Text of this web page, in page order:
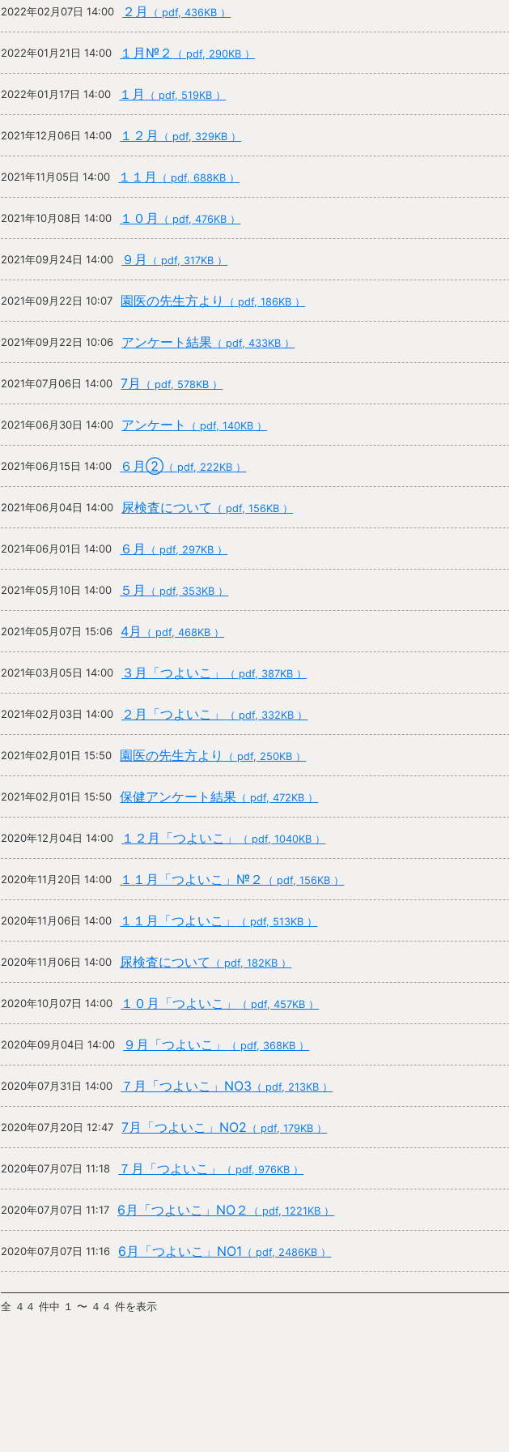
2022年02月07日 14:00 ２月 （ pdf, 436KB ）
2022年01月21日 14:00 １月№２ （ pdf, 290KB ）
2022年01月17日 14:00 １月 （ pdf, 519KB ）
2021年12月06日 14:00 １２月 （ pdf, 329KB ）
2021年11月05日 14:00 １１月 （ pdf, 688KB ）
2021年10月08日 14:00 １０月 （ pdf, 476KB ）
2021年09月24日 14:00 ９月 （ pdf, 317KB ）
2021年09月22日 10:07 園医の先生方より （ pdf, 186KB ）
2021年09月22日 10:06 アンケート結果 （ pdf, 433KB ）
2021年07月06日 14:00 7月 （ pdf, 578KB ）
2021年06月30日 14:00 アンケート （ pdf, 140KB ）
2021年06月15日 14:00 ６月② （ pdf, 222KB ）
2021年06月04日 14:00 尿検査について （ pdf, 156KB ）
2021年06月01日 14:00 ６月 （ pdf, 297KB ）
2021年05月10日 14:00 ５月 （ pdf, 353KB ）
2021年05月07日 15:06 4月 （ pdf, 468KB ）
2021年03月05日 14:00 ３月「つよいこ」 （ pdf, 387KB ）
2021年02月03日 14:00 ２月「つよいこ」 （ pdf, 332KB ）
2021年02月01日 15:50 園医の先生方より （ pdf, 250KB ）
2021年02月01日 15:50 保健アンケート結果 （ pdf, 472KB ）
2020年12月04日 14:00 １２月「つよいこ」 （ pdf, 1040KB ）
2020年11月20日 14:00 １１月「つよいこ」№２ （ pdf, 156KB ）
2020年11月06日 14:00 １１月「つよいこ」 （ pdf, 513KB ）
2020年11月06日 14:00 尿検査について （ pdf, 182KB ）
2020年10月07日 14:00 １０月「つよいこ」 （ pdf, 457KB ）
2020年09月04日 14:00 ９月「つよいこ」 （ pdf, 368KB ）
2020年07月31日 14:00 ７月「つよいこ」NO3 （ pdf, 213KB ）
2020年07月20日 12:47 7月「つよいこ」NO2 （ pdf, 179KB ）
2020年07月07日 11:18 ７月「つよいこ」 （ pdf, 976KB ）
2020年07月07日 11:17 6月「つよいこ」NO２ （ pdf, 1221KB ）
2020年07月07日 11:16 6月「つよいこ」NO1 （ pdf, 2486KB ）
全 ４４ 件中 １ 〜 ４４ 件を表示